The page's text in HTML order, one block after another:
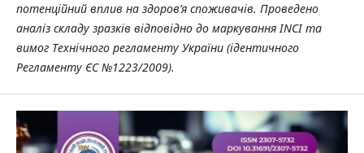
потенційний вплив на здоров’я споживачів. Проведено
аналіз складу зразків відповідно до маркування INCI та
вимог Технічного регламенту України (ідентичного
Регламенту ЄС №1223/2009).